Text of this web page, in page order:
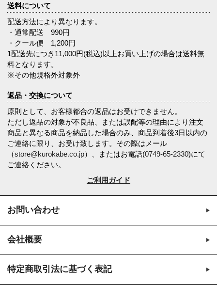
送料について
配送方法により異なります。
・通常配送 990円
・クール便 1,200円
1配送先につき11,000円(税込)以上お買い上げの場合は送料無
料となります。
※その他規格外対象外
返品・交換について
原則として、お客様都合の返品はお受けできません。
ただし返品の対象が不良品、または誤配等の理由により注文
商品と異なる商品を納品した場合のみ、商品到着後3日以内の
ご連絡に限り、お受け致します。その際はメール
（store@kurokabe.co.jp）、またはお電話(0749-65-2330)にて
ご連絡ください。
ご利用ガイド
お問い合わせ
会社概要
特定商取引法に基づく表記